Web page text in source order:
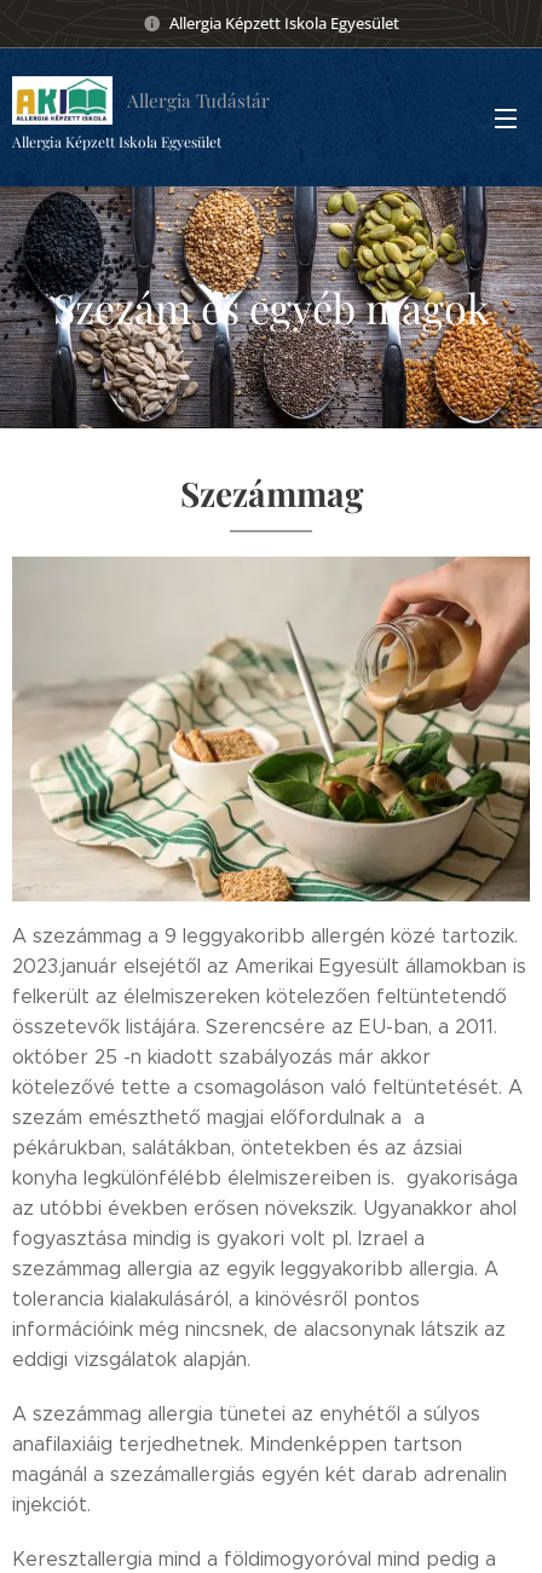
Allergia Képzett Iskola Egyesület
Allergia Tudástár
Allergia Képzett Iskola Egyesület
Szezám és egyéb magok
Szezámmag
A szezámmag a 9 leggyakoribb allergén közé tartozik.
2023.január elsejétől az Amerikai Egyesült államokban is
felkerült az élelmiszereken kötelezően feltüntetendő
összetevők listájára. Szerencsére az EU-ban, a 2011.
október 25 -n kiadott szabályozás már akkor
kötelezővé tette a csomagoláson való feltüntetését. A
szezám emészthető magjai előfordulnak a a
pékárukban, salátákban, öntetekben és az ázsiai
konyha legkülönfélébb élelmiszereiben is. gyakorisága
az utóbbi években erősen növekszik. Ugyanakkor ahol
fogyasztása mindig is gyakori volt pl. Izrael a
szezámmag allergia az egyik leggyakoribb allergia. A
tolerancia kialakulásáról, a kinövésről pontos
információink még nincsnek, de alacsonynak látszik az
eddigi vizsgálatok alapján.
A szezámmag allergia tünetei az enyhétől a súlyos
anafilaxiáig terjedhetnek. Mindenképpen tartson
magánál a szezámallergiás egyén két darab adrenalin
injekciót.
Keresztallergia mind a földimogyoróval mind pedig a